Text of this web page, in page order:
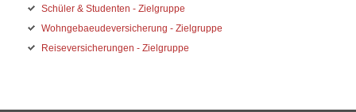
Schüler & Studenten - Zielgruppe
Wohngebaeudeversicherung - Zielgruppe
Reiseversicherungen - Zielgruppe